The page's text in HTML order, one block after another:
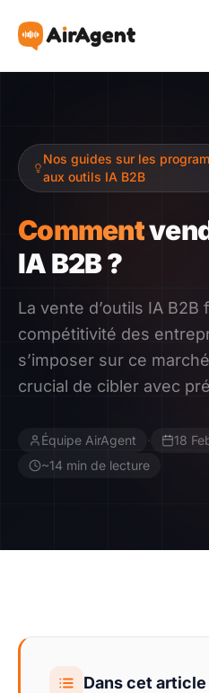
Recommander
Gagner
Ressources
Témoignages
Guide
Nos guides sur les
aux outils IA B2B
Comment
IA B2B ?
La vente d’outils IA
compétitivité des
s’imposer sur ce
crucial de cibler avec
Équipe AirAgent · 18
~14 min de lecture
Dans cet article